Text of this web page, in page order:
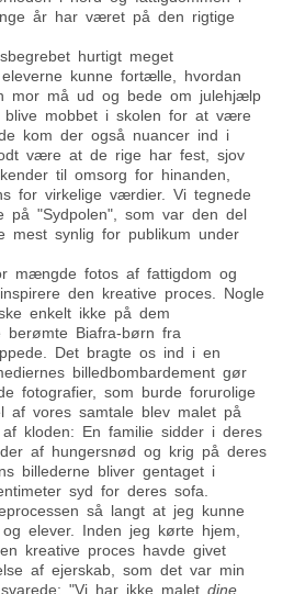
år har været på den rigtige
hurtigt meget
kunne fortælle, hvordan
mor må ud og bede om julehjælp
mobbet i skolen for at være
kom der også nuancer ind i
være at de rige har fest, sjov
til omsorg for hinanden,
for virkelige værdier. Vi tegnede
på "Sydpolen", som var den del
mest synlig for publikum under
mængde fotos af fattigdom og
den kreative proces. Nogle
enkelt ikke på dem
Biafra-børn fra
Det bragte os ind i en
billedbombardement gør
fotografier, som burde forurolige
af vores samtale blev malet på
kloden: En familie sidder i deres
af hungersnød og krig på deres
billederne bliver gentaget i
syd for deres sofa.
så langt at jeg kunne
elever. Inden jeg kørte hjem,
kreative proces havde givet
af ejerskab, som det var min
"Vi har ikke malet dine